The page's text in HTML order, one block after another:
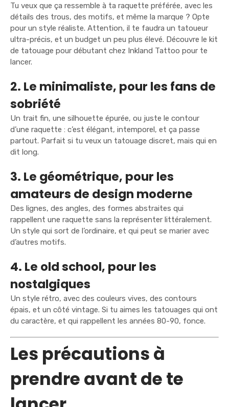
Tu veux que ça ressemble à ta raquette préférée, avec les
détails des trous, des motifs, et même la marque ? Opte
pour un style réaliste. Attention, il te faudra un tatoueur
ultra-précis, et un budget un peu plus élevé. Découvre le kit
de tatouage pour débutant chez Inkland Tattoo pour te
lancer.
2. Le minimaliste, pour les fans de
sobriété
Un trait fin, une silhouette épurée, ou juste le contour
d’une raquette : c’est élégant, intemporel, et ça passe
partout. Parfait si tu veux un tatouage discret, mais qui en
dit long.
3. Le géométrique, pour les
amateurs de design moderne
Des lignes, des angles, des formes abstraites qui
rappellent une raquette sans la représenter littéralement.
Un style qui sort de l’ordinaire, et qui peut se marier avec
d’autres motifs.
4. Le old school, pour les
nostalgiques
Un style rétro, avec des couleurs vives, des contours
épais, et un côté vintage. Si tu aimes les tatouages qui ont
du caractère, et qui rappellent les années 80-90, fonce.
Les précautions à
prendre avant de te